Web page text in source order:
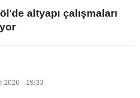
altyapı çalışmaları
2026 - 19:33